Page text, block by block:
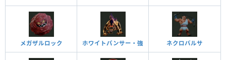
メガザルロック ホワイトパンサー・強 ネクロバルサ